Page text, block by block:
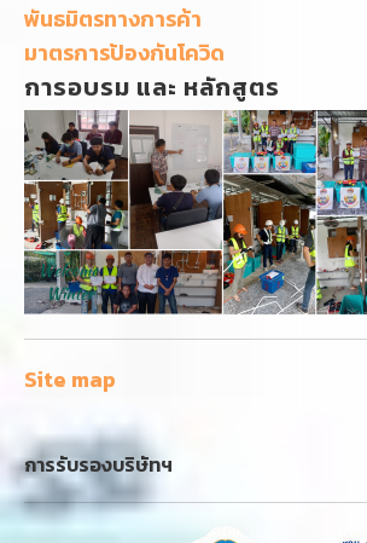
พันธมิตรทางการค้า
มาตรการป้องกันโควิด
การอบรม และ หลักสูตร
Site map
การรับรองบริษัทฯ